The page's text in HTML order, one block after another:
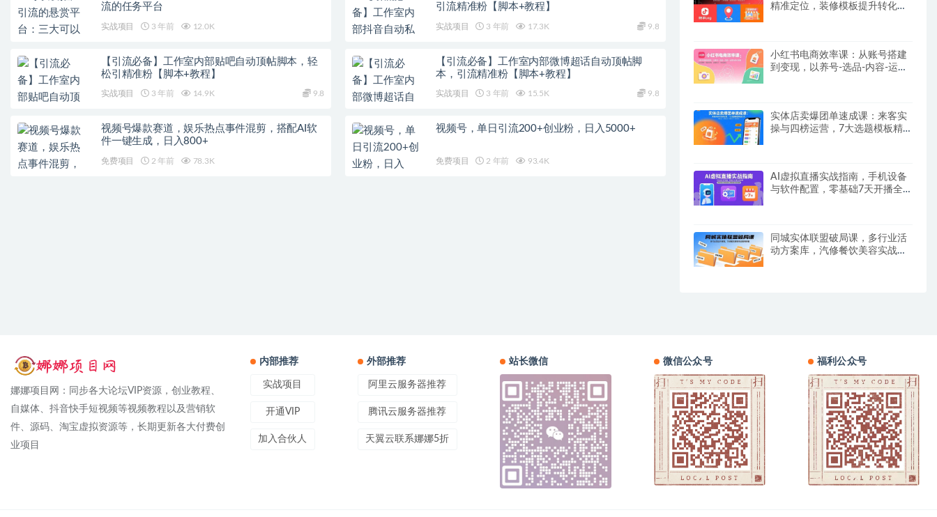
流的任务平台
实战项目 3 年前 12.0K
引流精准粉【脚本+教程】
实战项目 3 年前 17.3K 9.8
【引流必备】工作室内部贴吧自动顶帖脚本，轻
松引精准粉【脚本+教程】
实战项目 3 年前 14.9K 9.8
【引流必备】工作室内部微博超话自动顶帖脚
本，引流精准粉【脚本+教程】
实战项目 3 年前 15.5K 9.8
视频号爆款赛道，娱乐热点事件混剪，搭配AI软
件一键生成，日入800+
免费项目 2 年前 78.3K
视频号，单日引流200+创业粉，日入5000+
免费项目 2 年前 93.4K
精准定位，装修模板提升转化率
小红书电商效率课：从账号搭建
到变现，以养号-选品-内容-运营
实体店卖爆团单速成课：来客实
操与四榜运营，7大选题模板精
AI虚拟直播实战指南，手机设备
与软件配置，零基础7天开播全
同城实体联盟破局课，多行业活
动方案库，汽修餐饮美容实战案
娜娜项目网：同步各大论坛VIP资源，创业教程、
自媒体、抖音快手短视频等视频教程以及营销软
件、源码、淘宝虚拟资源等，长期更新各大付费创
业项目
内部推荐
实战项目
开通VIP
加入合伙人
外部推荐
阿里云服务器推荐
腾讯云服务器推荐
天翼云联系娜娜5折
站长微信 微信公众号 福利公众号